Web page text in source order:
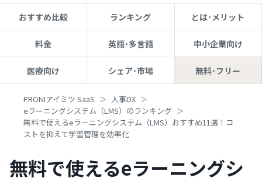
おすすめ比較 ランキング とは･メリット
料金 英語･多言語 中小企業向け
医療向け シェア･市場 無料･フリー
PRONIアイミツ SaaS
人事DX
eラーニングシステム（LMS）のランキング
無料で使えるeラーニングシステム（LMS）おすすめ11選！コ
ストを抑えて学習管理を効率化
無料で使えるeラーニングシ